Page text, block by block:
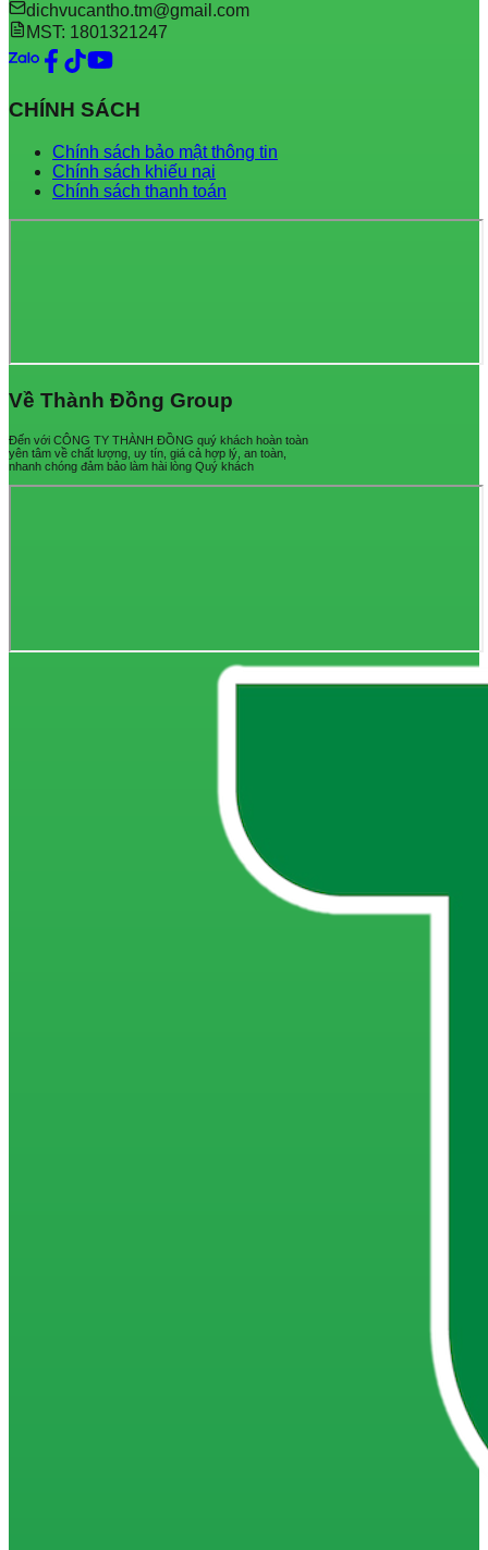
dichvucantho.tm@gmail.com
MST: 1801321247
CHÍNH SÁCH
Chính sách bảo mật thông tin
Chính sách khiếu nại
Chính sách thanh toán
Về Thành Đồng Group
Đến với CÔNG TY THÀNH ĐỒNG quý khách hoàn toàn
yên tâm về chất lượng, uy tín, giá cả hợp lý, an toàn,
nhanh chóng đảm bảo làm hài lòng Quý khách